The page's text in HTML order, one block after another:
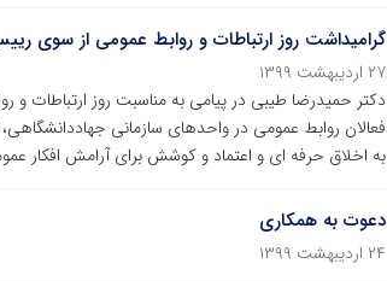
گرامیداشت روز ارتباطات و روابط عمومی از سوی
۲۷ اردیبهشت ۱۳۹۹
دکتر حمیدرضا طیبی در پیامی به مناسبت روز ارتباطات
فعالان روابط عمومی در واحدهای سازمانی جهاددانشگاهی،
به اخلاق حرفه ای و اعتماد و کوشش برای آرامش افکار
دعوت به همکاری
۲۴ اردیبهشت ۱۳۹۹